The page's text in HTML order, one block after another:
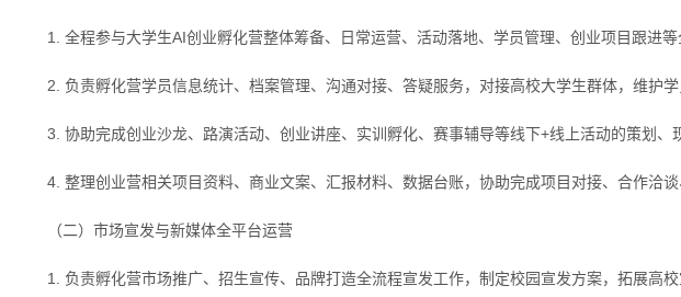
1. 全程参与大学生AI创业孵化营整体筹备、日常运营、活动落地、学员管理、创业项目跟进
2. 负责孵化营学员信息统计、档案管理、沟通对接、答疑服务，对接高校大学生群体，维护
3. 协助完成创业沙龙、路演活动、创业讲座、实训孵化、赛事辅导等线下+线上活动的策划、
4. 整理创业营相关项目资料、商业文案、汇报材料、数据台账，协助完成项目对接、合作洽谈
（二）市场宣发与新媒体全平台运营
1. 负责孵化营市场推广、招生宣传、品牌打造全流程宣发工作，制定校园宣发方案，拓展高